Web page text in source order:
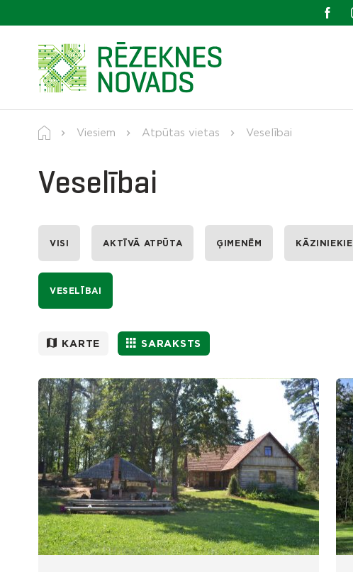
Viesiem Atpūtas vietas Veselībai
Veselībai
VISI AKTĪVĀ ATPŪTA ĢIMENĒM
VESELĪBAI
KARTE SARAKSTS